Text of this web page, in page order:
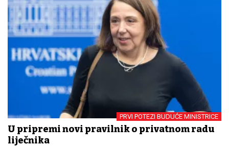
PRVI POTEZI BUDUĆE MINISTRICE
U pripremi novi pravilnik o privatnom radu
liječnika